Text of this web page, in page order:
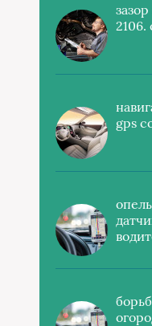
2106.
gps